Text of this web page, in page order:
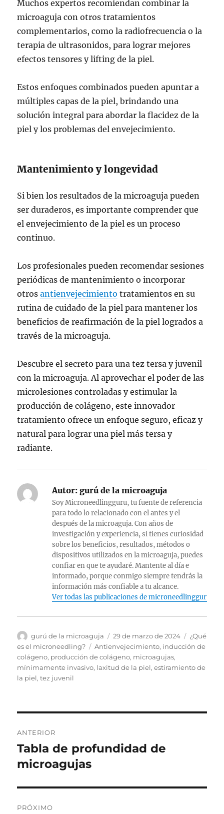
Muchos expertos recomiendan combinar la
microaguja con otros tratamientos
complementarios, como la radiofrecuencia o la
terapia de ultrasonidos, para lograr mejores
efectos tensores y lifting de la piel.
Estos enfoques combinados pueden apuntar a
múltiples capas de la piel, brindando una
solución integral para abordar la flacidez de la
piel y los problemas del envejecimiento.
Mantenimiento y longevidad
Si bien los resultados de la microaguja pueden
ser duraderos, es importante comprender que
el envejecimiento de la piel es un proceso
continuo.
Los profesionales pueden recomendar sesiones
periódicas de mantenimiento o incorporar
otrosantienvejecimiento tratamientos en su
rutina de cuidado de la piel para mantener los
beneficios de reafirmación de la piel logrados a
través de la microaguja.
Descubre el secreto para una tez tersa y juvenil
con la microaguja. Al aprovechar el poder de las
microlesiones controladas y estimular la
producción de colágeno, este innovador
tratamiento ofrece un enfoque seguro, eficaz y
natural para lograr una piel más tersa y
radiante.
Autor: gurú de la microaguja
Soy Microneedlingguru, tu fuente de referencia
para todo lo relacionado con el antes y el
después de la microaguja. Con años de
investigación y experiencia, si tienes curiosidad
sobre los beneficios, resultados, métodos o
dispositivos utilizados en la microaguja, puedes
confiar en que te ayudaré. Mantente al día e
informado, porque conmigo siempre tendrás la
información más confiable a tu alcance.
Ver todas las publicaciones de microneedlingguru
Autor
gurú de la microaguja
Publicado
el
29 de marzo de 2024 Categorías
¿Qué
es el microneedling?
Etiquetas
Antienvejecimiento, inducción de
colágeno, producción de colágeno, microagujas,
mínimamente invasivo, laxitud de la piel,estiramiento de
la piel,tez juvenil
de
entradas
ANTERIOR
Publicación
anterior:
Tabla de profundidad de
microagujas
PRÓXIMO